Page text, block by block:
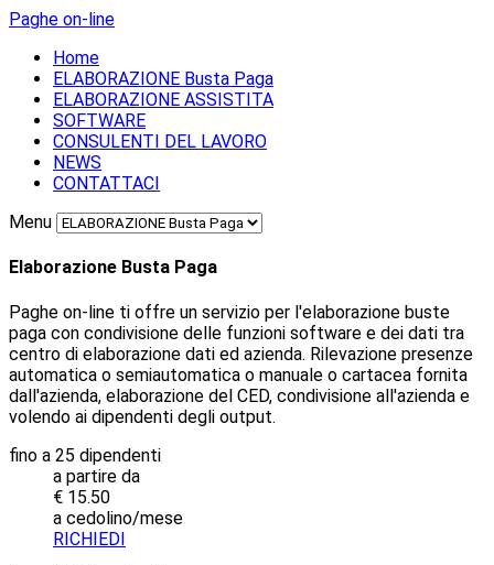
Paghe on-line
Home
ELABORAZIONE Busta Paga
ELABORAZIONE ASSISTITA
SOFTWARE
CONSULENTI DEL LAVORO
NEWS
CONTATTACI
Menu
Elaborazione Busta Paga
Paghe on-line ti offre un servizio per l'elaborazione buste
paga con condivisione delle funzioni software e dei dati tra
centro di elaborazione dati ed azienda. Rilevazione presenze
automatica o semiautomatica o manuale o cartacea fornita
dall'azienda, elaborazione del CED, condivisione all'azienda e
volendo ai dipendenti degli output.
fino a 25 dipendenti
a partire da
€ 15.50
a cedolino/mese
RICHIEDI